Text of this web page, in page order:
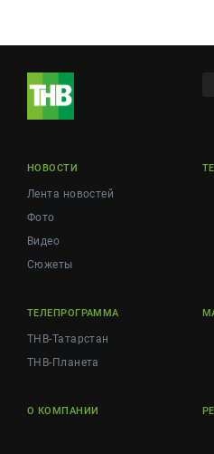
НОВОСТИ
Лента новостей
Фото
Видео
Сюжеты
ТЕЛЕПРОГРАММА
ТНВ-Татарстан
ТНВ-Планета
О КОМПАНИИ